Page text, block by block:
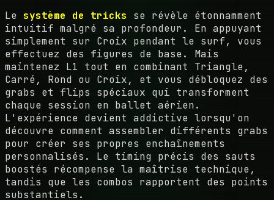
Le système de tricks se révèle étonnamment
intuitif malgré sa profondeur. En appuyant
simplement sur Croix pendant le surf, vous
effectuez des figures de base. Mais
maintenez L1 tout en combinant Triangle,
Carré, Rond ou Croix, et vous débloquez des
grabs et flips spéciaux qui transforment
chaque session en ballet aérien.
L'expérience devient addictive lorsqu'on
découvre comment assembler différents grabs
pour créer ses propres enchaînements
personnalisés. Le timing précis des sauts
boostés récompense la maîtrise technique,
tandis que les combos rapportent des points
substantiels.